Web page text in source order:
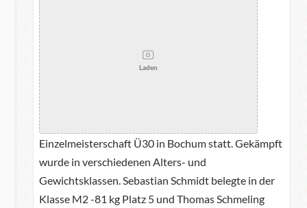
Laden
Einzelmeisterschaft Ü30 in Bochum statt. Gekämpft
wurde in verschiedenen Alters- und
Gewichtsklassen. Sebastian Schmidt belegte in der
Klasse M2 -81 kg Platz 5 und Thomas Schmeling